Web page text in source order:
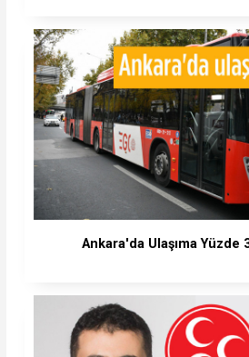
Ankara'da Ulaşıma Yüzde